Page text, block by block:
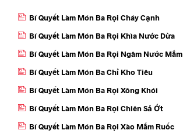
Bí Quyết Làm Món Ba Rọi Cháy Cạnh
Bí Quyết Làm Món Ba Rọi Khìa Nước Dừa
Bí Quyết Làm Món Ba Rọi Ngâm Nước Mắm
Bí Quyết Làm Món Ba Chỉ Kho Tiêu
Bí Quyết Làm Món Ba Rọi Xông Khói
Bí Quyết Làm Món Ba Rọi Chiên Sả Ớt
Bí Quyết Làm Món Ba Rọi Xào Mắm Ruốc